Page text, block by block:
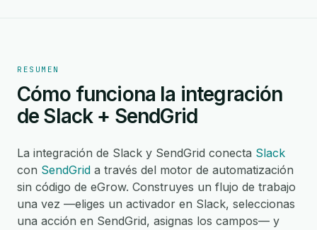
RESUMEN
Cómo funciona la integración
de Slack + SendGrid
La integración de Slack y SendGrid conecta Slack
con SendGrid a través del motor de automatización
sin código de eGrow. Construyes un flujo de trabajo
una vez —eliges un activador en Slack, seleccionas
una acción en SendGrid, asignas los campos— y